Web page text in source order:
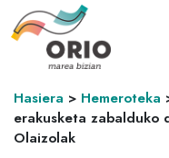
Hasiera > Hemeroteka
erakusketa zabalduko
Olaizolak